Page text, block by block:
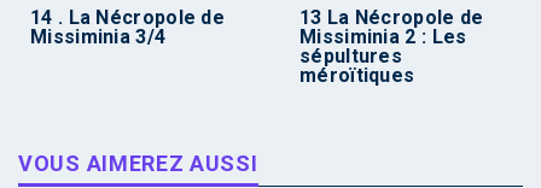
14 . La Nécropole de
Missiminia 3/4
13 La Nécropole de
Missiminia 2 : Les
sépultures
méroïtiques
VOUS AIMEREZ AUSSI